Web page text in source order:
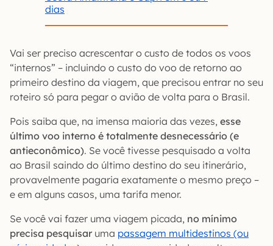
dias
Vai ser preciso acrescentar o custo de todos os voos
“internos” – incluindo o custo do voo de retorno ao
primeiro destino da viagem, que precisou entrar no seu
roteiro só para pegar o avião de volta para o Brasil.
Pois saiba que, na imensa maioria das vezes, esse
último voo interno é totalmente desnecessário (e
antieconômico). Se você tivesse pesquisado a volta
ao Brasil saindo do último destino do seu itinerário,
provavelmente pagaria exatamente o mesmo preço –
e em alguns casos, uma tarifa menor.
Se você vai fazer uma viagem picada, no mínimo
precisa pesquisar uma passagem multidestinos (ou